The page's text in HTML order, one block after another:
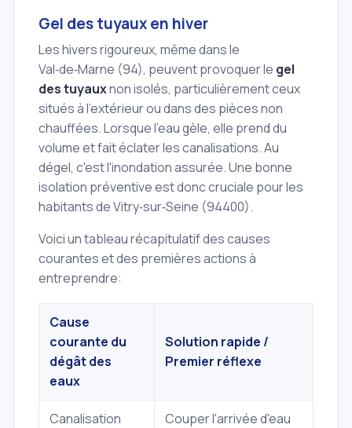
Gel des tuyaux en hiver
Les hivers rigoureux, même dans le
Val‑de‑Marne (94), peuvent provoquer le gel
des tuyauxnon isolés, particulièrement ceux
situés à l'extérieur ou dans des pièces non
chauffées. Lorsque l'eau gèle, elle prend du
volume et fait éclater les canalisations. Au
dégel, c'est l'inondation assurée. Une bonne
isolation préventive est donc cruciale pour les
habitants de Vitry‑sur‑Seine (94400).
Voici un tableau récapitulatif des causes
courantes et des premières actions à
entreprendre:
Cause
courante du
dégât des
eaux
Solution rapide /
Premier réflexe
Canalisation
Couper l'arrivée d'eau